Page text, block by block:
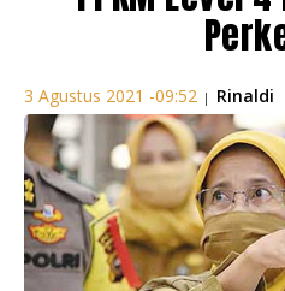
3 Agustus 2021 -09:52 | Rinaldi